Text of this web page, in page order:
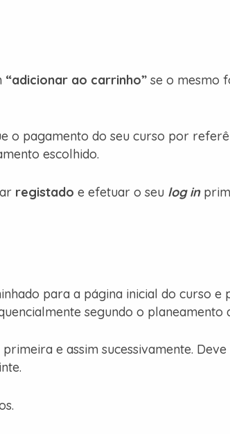
“adicionar ao carrinho” se o mesmo
o pagamento do seu curso por
escolhido.
registado e efetuar o seu log in
para a página inicial do curso e
segundo o planeamento
e assim sucessivamente.